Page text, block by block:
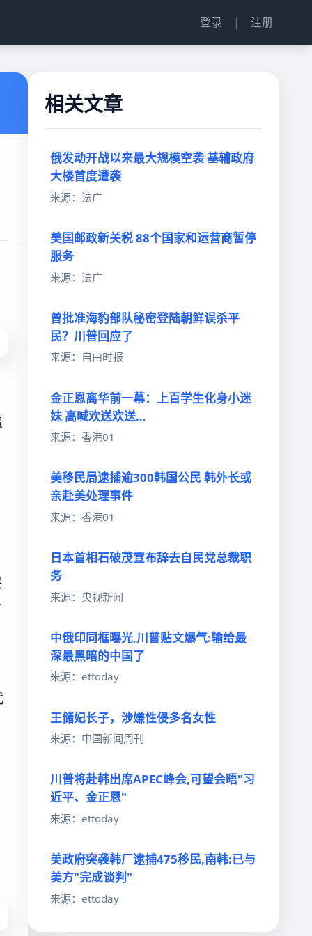
登录 | 注册
相关文章
俄发动开战以来最大规模空袭 基辅政府
大楼首度遭袭
来源：法广
美国邮政新关税 88个国家和运营商暂停
服务
来源：法广
曾批准海豹部队秘密登陆朝鲜误杀平
民？川普回应了
来源：自由时报
金正恩离华前一幕：上百学生化身小迷
妹 高喊欢送欢送…
来源：香港01
美移民局逮捕逾300韩国公民 韩外长或
亲赴美处理事件
来源：香港01
日本首相石破茂宣布辞去自民党总裁职
务
来源：央视新闻
中俄印同框曝光,川普贴文爆气:输给最
深最黑暗的中国了
来源：ettoday
王储妃长子，涉嫌性侵多名女性
来源：中国新闻周刊
川普将赴韩出席APEC峰会,可望会晤"习
近平、金正恩"
来源：ettoday
美政府突袭韩厂逮捕475移民,南韩:已与
美方"完成谈判"
来源：ettoday